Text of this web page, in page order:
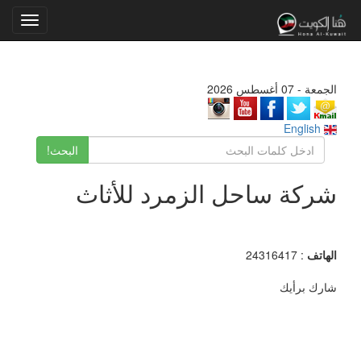
الجمعة - 07 أغسطس 2026
البحث!
شركة ساحل الزمرد للأثاث
الهاتف : 24316417
شارك برأيك